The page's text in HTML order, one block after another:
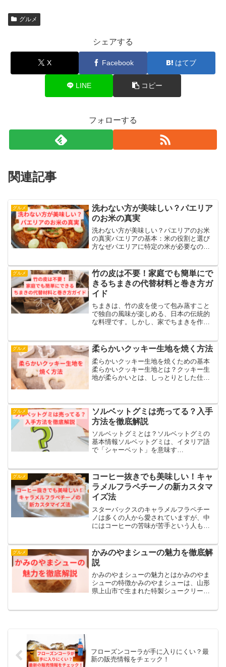
グルメ
シェアする
X Facebook はてブ
LINE コピー
フォローする
関連記事
グルメ
洗わない方が美味しい？パエリア
のお米の真実
洗わない方が美味しい？パエリアのお米
の真実パエリアの基本：米の役割と選び
方なぜパエリアに特定の米が必要なのか
りを活かすために、長時間の加熱でも芯
が残る短粒種や中粒種が選...
グルメ
竹の皮は不要！家庭でも簡単にで
きるちまきの代替材料と巻き方ガ
イド
ちまきは、竹の皮を使って包み蒸すこと
で独自の風味が楽しめる、日本の伝統的
な料理です。しかし、家でちまきを作ろ
いです。近年、竹の皮の入手が困難にな
り、普通の食料品店ではま...
グルメ 柔らかいクッキー生地を焼く方法
柔らかいクッキー生地を焼くための基本
柔らかいクッキー生地とは？クッキー生
地が柔らかいとは、しっとりとした仕上
重要になります。特に、バ...
グルメ
ソルベットグミは売ってる？入手
方法を徹底解説
ソルベットグミとは？ソルベットグミの
基本情報ソルベットグミは、イタリア語
で「シャーベット」を意味す
なネーミングとともに、夏にぴったりな
爽快感を提供するスイー...
グルメ
コーヒー抜きでも美味しい！キャ
ラメルフラペチーノの新カスタマ
イズ法
スターバックスのキャラメルフラペチー
ノは多くの人から愛されていますが、中
にはコーヒーの苦味が苦手という人もい
魅力がありますね。「コーヒーを抜いた
キャラメルフラペチーノは...
グルメ
かみのやまシューの魅力を徹底解
説
かみのやまシューの魅力とはかみのやま
シューの特徴かみのやまシューは、山形
県上山市で生まれた特製シュークリーム
フローズンコーラが手に入りにくい？最
新の販売情報をチェック！